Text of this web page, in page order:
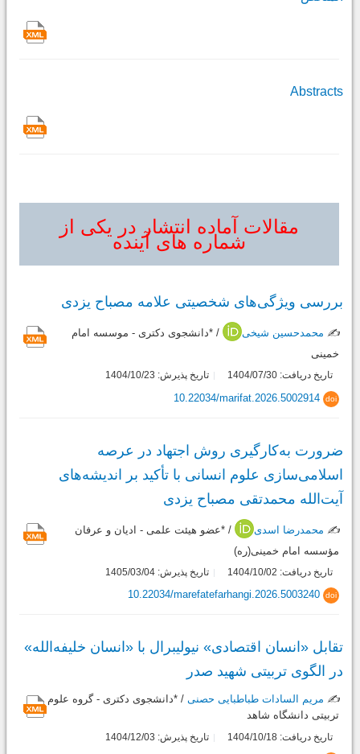
Abstracts
مقالات آماده انتشار در یکی از
شماره های آینده
بررسی ویژگی‌های شخصیتی علامه مصباح یزدی
✍️ محمدحسین شیخی
/ *دانشجوی دکتری - موسسه امام
خمینی
تاریخ دریافت: 1404/07/30 تاریخ پذیرش: 1404/10/23
doi
10.22034/marifat.2026.5002914
ضرورت به‌کارگیری روش اجتهاد در عرصه
اسلامی‌سازی علوم انسانی با تأکید بر اندیشه‌های
آیت‌الله محمدتقی مصباح یزدی
✍️ محمدرضا اسدی
/ *عضو هیئت علمی - ادیان و عرفان
مؤسسه امام خمینی(ره)
تاریخ دریافت: 1404/10/02 تاریخ پذیرش: 1405/03/04
doi
10.22034/marefatefarhangi.2026.5003240
تقابل «انسان اقتصادی» نیولیبرال با «انسان خلیفه‌الله»
در الگوی تربیتی شهید صدر
✍️ مریم السادات طباطبایی حصنی / *دانشجوی دکتری - گروه علوم
تربیتی دانشگاه شاهد
تاریخ دریافت: 1404/10/18 تاریخ پذیرش: 1404/12/03